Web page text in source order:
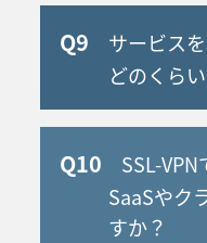
ル、カナダ、メ
様々な地域に
ナ・モバイル
ため、中国以外
です。
A中国国内におい
プウェアが利用
す。それに対し
ることが出来て
うなVPNサービ
ません。特に
わる期間中は、
Q9 サービス
どのくら
A2021年Pingテス
通常のインター
ストを実施し
したが、ソリ
Q10 SSL-VPN
SaaSやク
すか？